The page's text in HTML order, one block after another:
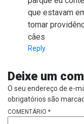
que estavam
tomar
cães
Reply
Deixe um
O seu endereço de e-
obrigatórios são
COMENTÁRIO *